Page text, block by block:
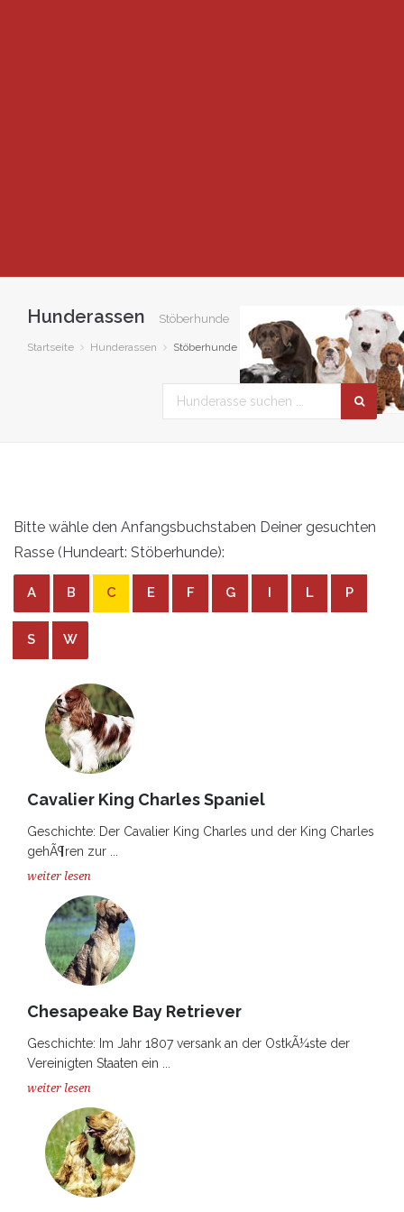
Hunderassen Stöberhunde
Startseite Hunderassen Stöberhunde
Bitte wähle den Anfangsbuchstaben Deiner gesuchten
Rasse (Hundeart: Stöberhunde):
A B C E F G I L P
S W
Cavalier King Charles Spaniel
Geschichte: Der Cavalier King Charles und der King Charles
gehÃ¶ren zur ...
weiter lesen
Chesapeake Bay Retriever
Geschichte: Im Jahr 1807 versank an der OstkÃ¼ste der
Vereinigten Staaten ein ...
weiter lesen